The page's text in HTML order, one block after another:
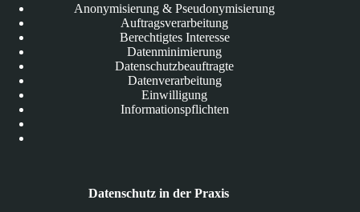
Anonymisierung & Pseudonymisierung
Auftragsverarbeitung
Berechtigtes Interesse
Datenminimierung
Datenschutzbeauftragte
Datenverarbeitung
Einwilligung
Informationspflichten
Datenschutz in der Praxis